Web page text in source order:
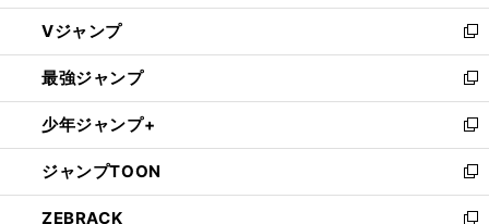
ウ
ィ
ン
ド
ウ
で
開
く
し
い
ウ
ィ
ン
ド
ウ
で
開
く
Vジャンプ
新
し
い
ウ
ィ
ン
ド
ウ
で
最強ジャンプ
新
し
い
ウ
ィ
ン
ド
少年ジャンプ+
新
し
い
ウ
ジャンプTOON
新
し
ZEBRACK